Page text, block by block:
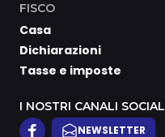
FISCO
Casa
Dichiarazioni
Tasse e imposte
I NOSTRI CANALI SOCIAL
NEWSLETTER